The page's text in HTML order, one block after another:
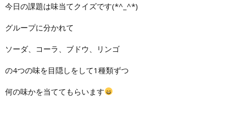
今日の課題は味当てクイズです(*^_^*)
グループに分かれて
ソーダ、コーラ、ブドウ、リンゴ
の4つの味を目隠しをして1種類ずつ
何の味かを当ててもらいます